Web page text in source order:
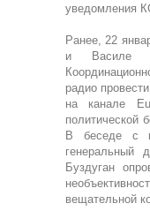
уведомления
Ранее, 22
и Василе
радио
на канале
политической
В беседе с
генеральный
Буздуган
вещательной